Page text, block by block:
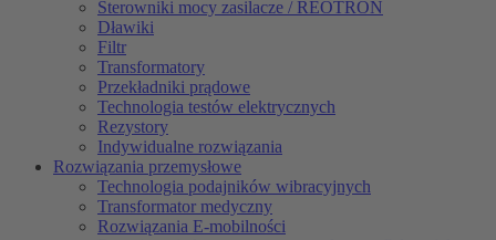
Sterowniki mocy zasilacze / REOTRON
Dławiki
Filtr
Transformatory
Przekładniki prądowe
Technologia testów elektrycznych
Rezystory
Indywidualne rozwiązania
Rozwiązania przemysłowe
Technologia podajników wibracyjnych
Transformator medyczny
Rozwiązania E-mobilności